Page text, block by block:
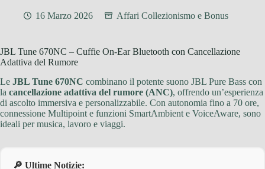
16 Marzo 2026 Affari Collezionismo e Bonus
JBL Tune 670NC – Cuffie On-Ear Bluetooth con Cancellazione
Adattiva del Rumore
Le JBL Tune 670NC combinano il potente suono JBL Pure Bass con
la cancellazione adattiva del rumore (ANC), offrendo un’esperienza
di ascolto immersiva e personalizzabile. Con autonomia fino a 70 ore,
connessione Multipoint e funzioni SmartAmbient e VoiceAware, sono
ideali per musica, lavoro e viaggi.
🔎 Ultime Notizie: